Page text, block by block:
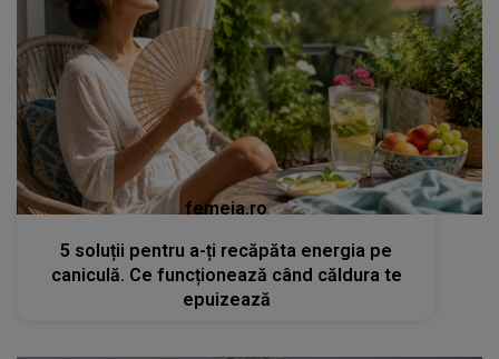
femeia.ro
5 soluții pentru a-ți recăpăta energia pe
caniculă. Ce funcționează când căldura te
epuizează